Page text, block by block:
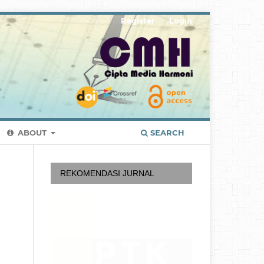
ABOUT SEARCH
Register Login
REKOMENDASI JURNAL